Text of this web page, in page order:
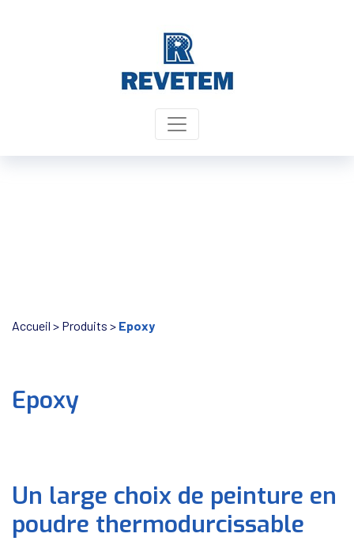
Accueil > Produits > Epoxy
Epoxy
Un large choix de peinture en
poudre thermodurcissable